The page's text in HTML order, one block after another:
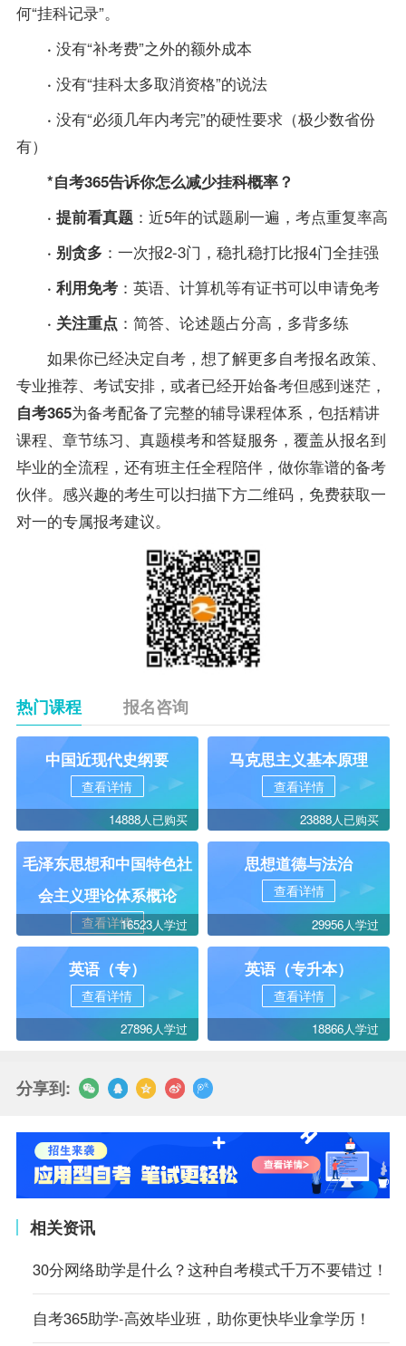
何“挂科记录”。
· 没有“补考费”之外的额外成本
· 没有“挂科太多取消资格”的说法
· 没有“必须几年内考完”的硬性要求（极少数省份
有）
*自考365告诉你怎么减少挂科概率？
· 提前看真题：近5年的试题刷一遍，考点重复率高
· 别贪多 ：一次报2-3门，稳扎稳打比报4门全挂强
· 利用免考：英语、计算机等有证书可以申请免考
· 关注重点 ：简答、论述题占分高，多背多练
如果你已经决定自考， 想了解更多自考报名政策、
专业推荐、考试安排， 或者已经开始备考但感到迷茫，
自考365为备考配备了完整的辅导课程体系，包括精讲
课程、章节练习、 真题模考和答疑服务，覆盖从报名到
毕业的全流程，还有班主任全程陪伴，做你靠谱的备考
伙伴。感兴趣的考生可以扫描下方二维码，免费获取一
对一的专属报考建议。
热门课程 报名咨询
中国近现代史纲要
查看详情
14888人已购买
马克思主义基本原理
查看详情
23888人已购买
毛泽东思想和中国特色社
会主义理论体系概论
查看详情16523人学过
思想道德与法治
查看详情
29956人学过
英语（专）
查看详情
27896人学过
英语（专升本）
查看详情
18866人学过
分享到:
相关资讯
30分网络助学是什么？这种自考模式千万不要错过！
自考365助学-高效毕业班，助你更快毕业拿学历！